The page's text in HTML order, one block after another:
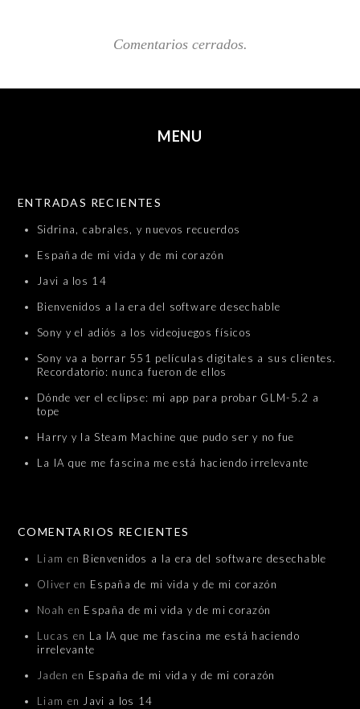
Comentarios cerrados.
MENU
ENTRADAS RECIENTES
Sidrina, cabrales, y nuevos recuerdos
España de mi vida y de mi corazón
Javi a los 14
Bienvenidos a la era del software desechable
Sony y el adiós a los videojuegos físicos
Sony va a borrar 551 películas digitales a sus clientes.
Recordatorio: nunca fueron de ellos
Dónde ver el eclipse: mi app para probar GLM-5.2 a
tope
Harry y la Steam Machine que pudo ser y no fue
La IA que me fascina me está haciendo irrelevante
COMENTARIOS RECIENTES
Liam en Bienvenidos a la era del software desechable
Oliver en España de mi vida y de mi corazón
Noah en España de mi vida y de mi corazón
Lucas en La IA que me fascina me está haciendo
irrelevante
Jaden en España de mi vida y de mi corazón
Liam en Javi a los 14